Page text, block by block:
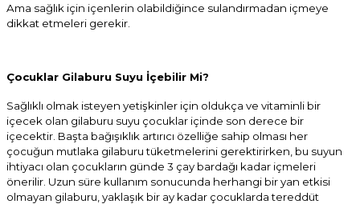
Ama sağlık için içenlerin olabildiğince sulandırmadan içmeye
dikkat etmeleri gerekir.
Çocuklar Gilaburu Suyu İçebilir Mi?
Sağlıklı olmak isteyen yetişkinler için oldukça ve vitaminli bir
içecek olan gilaburu suyu çocuklar içinde son derece bir
içecektir. Başta bağışıklık artırıcı özelliğe sahip olması her
çocuğun mutlaka gilaburu tüketmelerini gerektirirken, bu suyun
ihtiyacı olan çocukların günde 3 çay bardağı kadar içmeleri
önerilir. Uzun süre kullanım sonucunda herhangi bir yan etkisi
olmayan gilaburu, yaklaşık bir ay kadar çocuklarda tereddüt